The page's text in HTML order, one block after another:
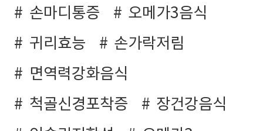
손마디통증
오메가3음식
귀리효능
손가락저림
면역력강화음식
척골신경포착증
장건강음식